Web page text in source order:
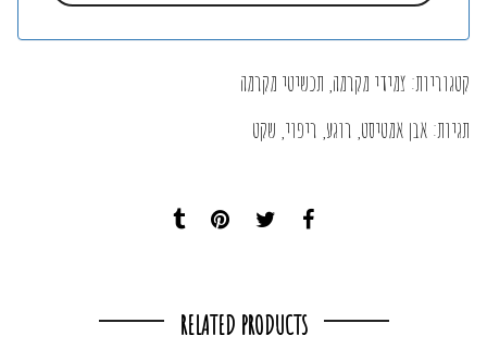
קטגוריות: צמידי מקרמה תכשיטי מקרמה
תגיות: אבן אמטיסט רוגע ריפוי שקט
RELATED PRODUCTS